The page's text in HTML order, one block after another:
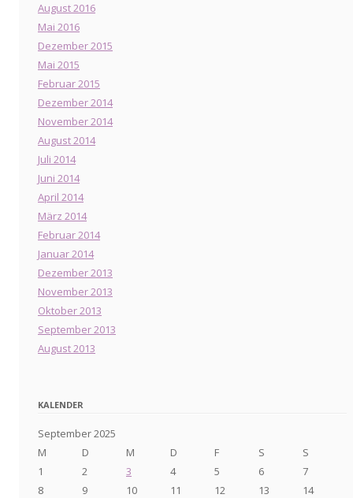
August 2016
Mai 2016
Dezember 2015
Mai 2015
Februar 2015
Dezember 2014
November 2014
August 2014
Juli 2014
Juni 2014
April 2014
März 2014
Februar 2014
Januar 2014
Dezember 2013
November 2013
Oktober 2013
September 2013
August 2013
KALENDER
September 2025
M
D M D F S
S
1
2 3 4 5 6
7
8
9 10 11 12 13
14